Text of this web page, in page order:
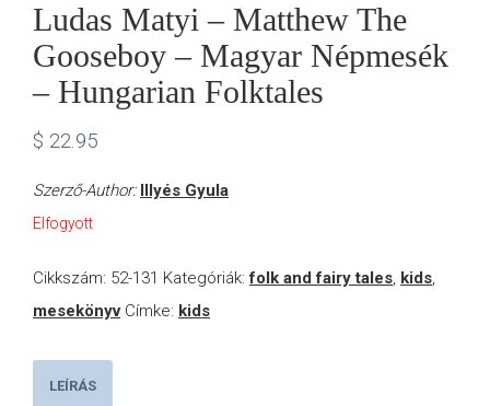
US
Ludas Matyi – Matthew The
Gooseboy – Magyar Népmesék
– Hungarian Folktales
$ 22.95
Szerző-Author: Illyés Gyula
Elfogyott
Cikkszám: 52-131 Kategóriák:folk and fairy tales, kids,
mesekönyv Címke: kids
LEÍRÁS